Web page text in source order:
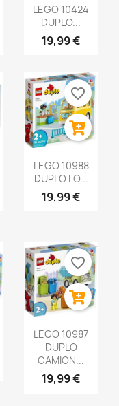
LEGO 10424
DUPLO...
19,99 €
LEGO 10988
DUPLO LO...
19,99 €
favorite_border
LEGO 10987
DUPLO
CAMION...
19,99 €
favorite_border